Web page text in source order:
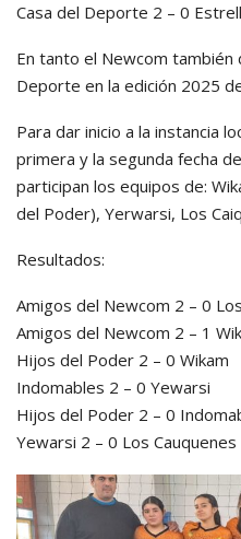
Casa del Deporte 2 – 0
En tanto el Newcom también
Deporte en la edición 2025
Para dar inicio a la instancia
primera y la segunda fecha
participan los equipos de:
del Poder), Yerwarsi, Los
Resultados:
Amigos del Newcom 2 – 0
Amigos del Newcom 2 – 1
Hijos del Poder 2 – 0 Wikam
Indomables 2 – 0 Yewarsi
Hijos del Poder 2 – 0
Yewarsi 2 – 0 Los Cauquenes